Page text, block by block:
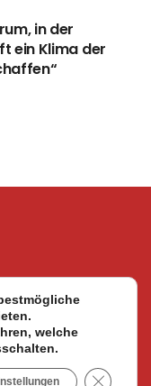
in der
ein Klima der
e.V. |Impressum |
welche
GDPR